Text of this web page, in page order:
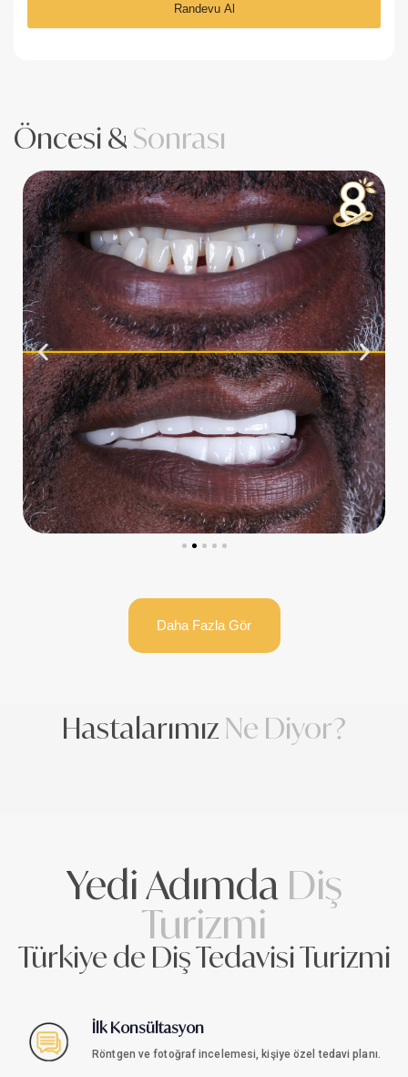
Öncesi & Sonrası
Daha Fazla Gör
Hastalarımız Ne Diyor?
Yedi Adımda Diş
Turizmi
Türkiye de Diş Tedavisi Turizmi
İlk Konsültasyon
Röntgen ve fotoğraf incelemesi, kişiye özel tedavi planı.